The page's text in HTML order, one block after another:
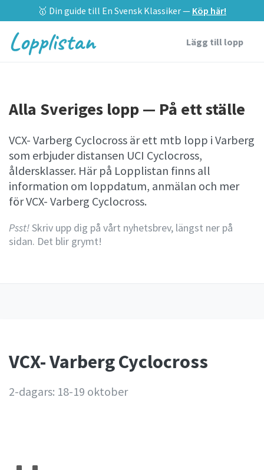
🥇 Din guide till En Svensk Klassiker — Köp här!
Lopplistan Lägg till lopp
Alla Sveriges lopp — På ett ställe
VCX- Varberg Cyclocross är ett mtb lopp i Varberg
som erbjuder distansen UCI Cyclocross,
åldersklasser. Här på Lopplistan finns all
information om loppdatum, anmälan och mer
för VCX- Varberg Cyclocross.
Psst!Skriv upp dig på vårt nyhetsbrev, längst ner på
sidan. Det blir grymt!
VCX- Varberg Cyclocross
2-dagars: 18-19 oktober